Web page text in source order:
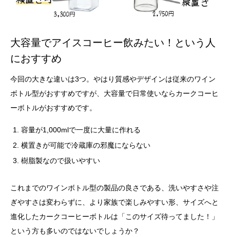
大容量でアイスコーヒー飲みたい！という人
におすすめ
今回の大きな違いは3つ。やはり質感やデザインは従来のワイン
ボトル型がおすすめですが、大容量で日常使いならカークコーヒ
ーボトルがおすすめです。
容量が1,000mlで一度に大量に作れる
横置きが可能で冷蔵庫の邪魔にならない
樹脂製なので扱いやすい
これまでのワインボトル型の製品の良さである、洗いやすさや注
ぎやすさは変わらずに、より家族で楽しみやすい形、サイズへと
進化したカークコーヒーボトルは「このサイズ待ってました！」
という方も多いのではないでしょうか？